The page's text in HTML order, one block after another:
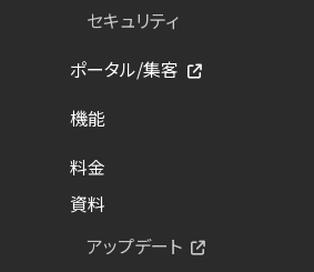
セキュリティ
ポータル/集客
機能
料金
資料
アップデート